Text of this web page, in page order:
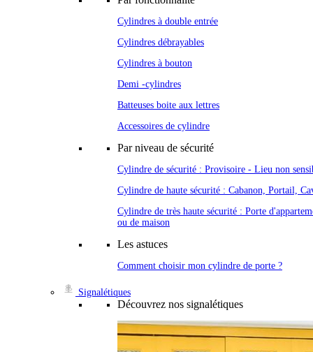
Cylindres à double entrée
Cylindres débrayables
Cylindres à bouton
Demi -cylindres
Batteuses boite aux lettres
Accessoires de cylindre
Par niveau de sécurité
Cylindre de sécurité : Provisoire - Lieu non
Cylindre de haute sécurité : Cabanon, Portail,
Cylindre de très haute sécurité : Porte
ou de maison
Les astuces
Comment choisir mon cylindre de porte ?
Signalétiques
Découvrez nos signalétiques